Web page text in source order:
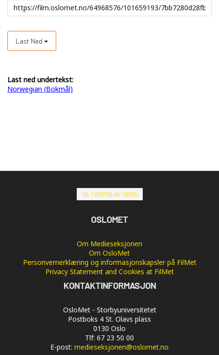
Last Ned
Last ned undertekst:
Norwegian (Bokmål)
TIL TOPPEN AV SIDEN
OSLOMET
Om Medieseksjonen
Om OsloMet
Personvernerklæring og informasjonskapsler på FilMet
Privacy Statement and Cookies at FilMet
KONTAKTINFORMASJON
OsloMet - Storbyuniversitetet
Postboks 4 St. Olavs plass
0130 Oslo
Tlf: 67 23 50 00
E-post: medieseksjonen@oslomet.no